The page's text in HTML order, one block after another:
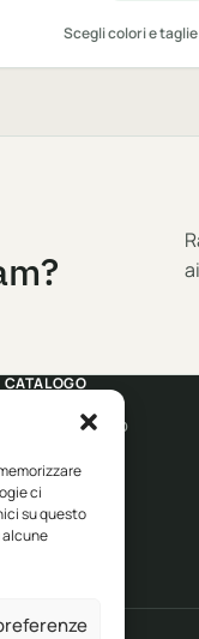
ci
su questo
alcune
Scegli colori e taglie
CATALOGO
Abbigliamento
Workwear
Sport
Eco collection